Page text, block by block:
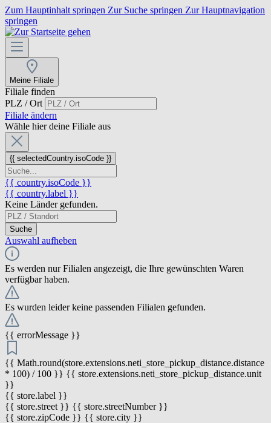
Zum Hauptinhalt springen Zur Suche springen Zur Hauptnavigation
springen
Meine Filiale
Filiale finden
PLZ / Ort
Filiale ändern
Wähle hier deine Filiale aus
{{ selectedCountry.isoCode }}
{{ country.isoCode }}
{{ country.label }}
Keine Länder gefunden.
Suche
Auswahl aufheben
Es werden nur Filialen angezeigt, die Ihre gewünschten Waren
verfügbar haben.
Es wurden leider keine passenden Filialen gefunden.
{{ errorMessage }}
{{ Math.round(store.extensions.neti_store_pickup_distance.distance
* 100) / 100 }} {{ store.extensions.neti_store_pickup_distance.unit
}}
{{ store.label }}
{{ store.street }} {{ store.streetNumber }}
{{ store.zipCode }} {{ store.city }}